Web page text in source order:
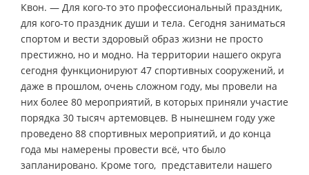
Квон. — Для кого-то это профессиональный праздник,
для кого-то праздник души и тела. Сегодня заниматься
спортом и вести здоровый образ жизни не просто
престижно, но и модно. На территории нашего округа
сегодня функционируют 47 спортивных сооружений, и
даже в прошлом, очень сложном году, мы провели на
них более 80 мероприятий, в которых приняли участие
порядка 30 тысяч артемовцев. В нынешнем году уже
проведено 88 спортивных мероприятий, и до конца
года мы намерены провести всё, что было
запланировано. Кроме того, представители нашего